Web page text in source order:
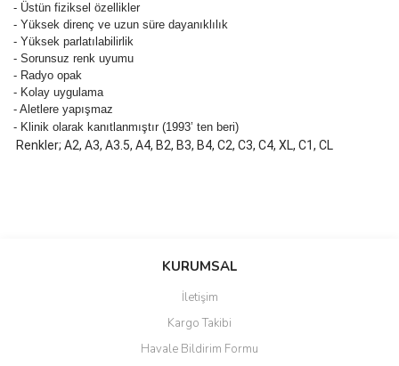
- Üstün fiziksel özellikler
- Yüksek direnç ve uzun süre dayanıklılık
- Yüksek parlatılabilirlik
- Sorunsuz renk uyumu
- Radyo opak
- Kolay uygulama
- Aletlere yapışmaz
- Klinik olarak kanıtlanmıştır (1993’ ten beri)
Renkler; A2, A3, A3.5, A4, B2, B3, B4, C2, C3, C4, XL, C1, CL
Bu ürüne ilk yorumu siz yapın!
Ürün resmi kalitesiz, bozuk veya görüntülenemiyor.
Ürün açıklamasında eksik bilgiler bulunuyor.
KURUMSAL
İletişim
Kargo Takibi
Havale Bildirim Formu